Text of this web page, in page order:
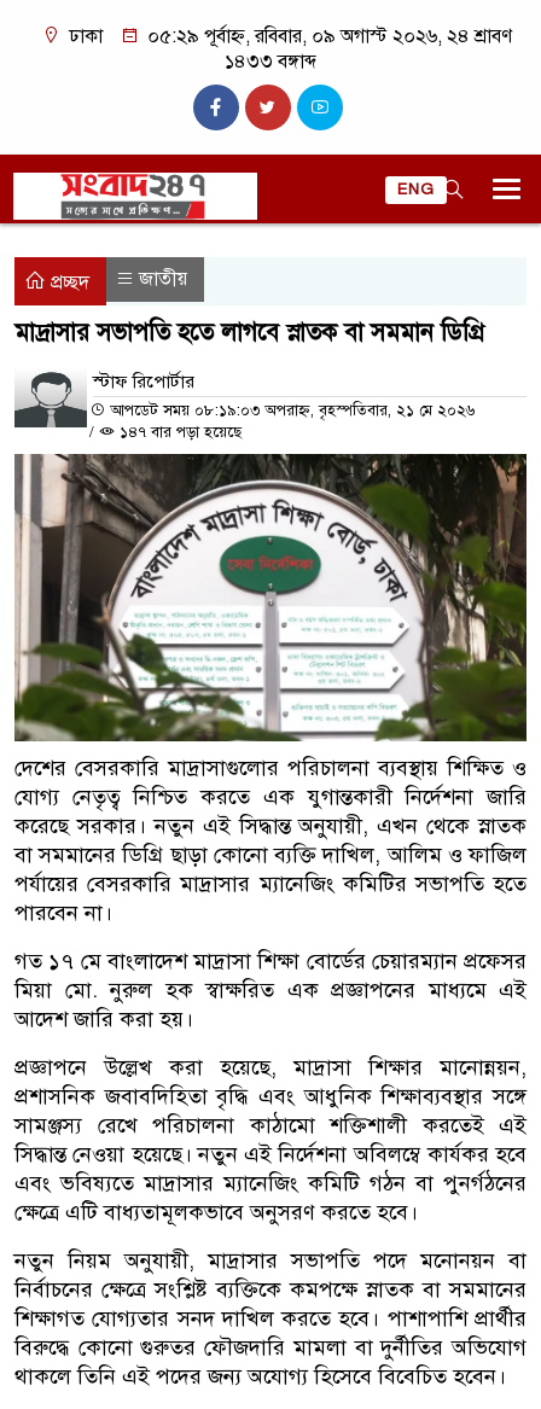
ঢাকা
০৫:২৯ পূর্বাহ্ন, রবিবার, ০৯ অগাস্ট ২০২৬, ২৪ শ্রাবণ
১৪৩৩ বঙ্গাব্দ
ENG
প্রচ্ছদ জাতীয়
মাদ্রাসার সভাপতি হতে লাগবে স্নাতক বা সমমান ডিগ্রি
স্টাফ রিপোর্টার
আপডেট সময় ০৮:১৯:০৩ অপরাহ্ন, বৃহস্পতিবার, ২১ মে ২০২৬
/
১৪৭ বার পড়া হয়েছে
দেশের বেসরকারি মাদ্রাসাগুলোর পরিচালনা ব্যবস্থায় শিক্ষিত ও
যোগ্য নেতৃত্ব নিশ্চিত করতে এক যুগান্তকারী নির্দেশনা জারি
করেছে সরকার। নতুন এই সিদ্ধান্ত অনুযায়ী, এখন থেকে স্নাতক
বা সমমানের ডিগ্রি ছাড়া কোনো ব্যক্তি দাখিল, আলিম ও ফাজিল
পর্যায়ের বেসরকারি মাদ্রাসার ম্যানেজিং কমিটির সভাপতি হতে
পারবেন না।
গত ১৭ মে বাংলাদেশ মাদ্রাসা শিক্ষা বোর্ডের চেয়ারম্যান প্রফেসর
মিয়া মো. নুরুল হক স্বাক্ষরিত এক প্রজ্ঞাপনের মাধ্যমে এই
আদেশ জারি করা হয়।
প্রজ্ঞাপনে উল্লেখ করা হয়েছে, মাদ্রাসা শিক্ষার মানোন্নয়ন,
প্রশাসনিক জবাবদিহিতা বৃদ্ধি এবং আধুনিক শিক্ষাব্যবস্থার সঙ্গে
সামঞ্জস্য রেখে পরিচালনা কাঠামো শক্তিশালী করতেই এই
সিদ্ধান্ত নেওয়া হয়েছে। নতুন এই নির্দেশনা অবিলম্বে কার্যকর হবে
এবং ভবিষ্যতে মাদ্রাসার ম্যানেজিং কমিটি গঠন বা পুনর্গঠনের
ক্ষেত্রে এটি বাধ্যতামূলকভাবে অনুসরণ করতে হবে।
নতুন নিয়ম অনুযায়ী, মাদ্রাসার সভাপতি পদে মনোনয়ন বা
নির্বাচনের ক্ষেত্রে সংশ্লিষ্ট ব্যক্তিকে কমপক্ষে স্নাতক বা সমমানের
শিক্ষাগত যোগ্যতার সনদ দাখিল করতে হবে। পাশাপাশি প্রার্থীর
বিরুদ্ধে কোনো গুরুতর ফৌজদারি মামলা বা দুর্নীতির অভিযোগ
থাকলে তিনি এই পদের জন্য অযোগ্য হিসেবে বিবেচিত হবেন।